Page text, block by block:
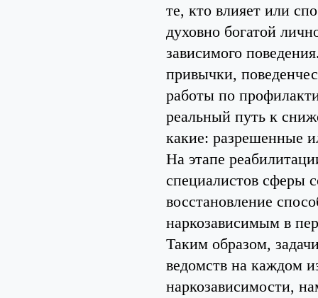
те, кто влияет или
духовно богатой
зависимого
привычки,
работы по
реальный путь к
какие: разрешенные
На этапе
специалистов сферы
восстановление
наркозависимым в
Таким образом,
ведомств на каждом
наркозависимости,